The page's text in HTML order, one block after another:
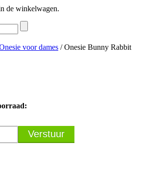
de winkelwagen.
voor dames / Onesie Bunny Rabbit